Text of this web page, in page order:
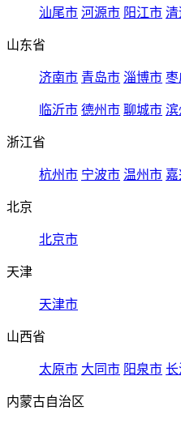
汕尾市 河源市 阳江市 清
山东省
济南市 青岛市 淄博市 枣
临沂市 德州市 聊城市 滨
浙江省
杭州市 宁波市 温州市
北京
北京市
天津
天津市
山西省
太原市 大同市 阳泉市 长
内蒙古自治区